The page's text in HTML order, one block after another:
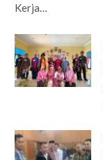
Kerja…